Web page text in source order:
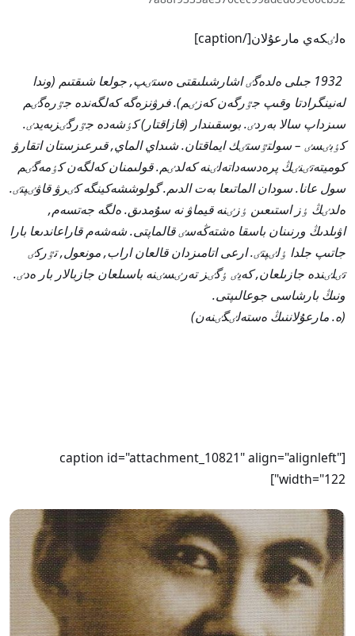
ەلٸكەي مارعۇلان[/caption]
1932 جىلى ەلدەگٸ اشارشىلىقتى ەستٸپ, جولعا شىقتىم (وندا
لەنينگرادتا وقىپ جٷرگەن كەزٸم). فرۋنزەگە كەلگەندە جٷرەگٸم
سىزداپ سالا بەردٸ. بوسقىندار (قازاقتار) كٶشەدە جٷرگٸزبەيدٸ.
كٶبٸسٸ – سولتٷستٸك ايماقتان. شىداي الماي, قىرعىزستان اتقارۋ
كوميتەتٸنٸڭ پرەدسەداتەلٸنە كەلدٸم. قولىمنان كەلگەن كٶمەگٸم
سول عانا. سودان الماتىعا بەت الدىم. گولوششەكينگە كٸرۋ قاۋٸپتٸ.
ەلدٸڭ ٶز استىعىن ٶزٸنە قيماۋ نە سۇمدىق. ەلگە جەتسەم,
اۋىلدىڭ ورنىنان باسقا ەشتەڭەسٸ قالماپتى. شەشەم قاراعاندىعا بارا
جاتىپ جلدا ٶلٸپتٸ. ارعى اتامىزدان قالعان اراب, مونعول, تٷركٸ
تٸلٸندە جازىلعان, كەيٸ ٶگٸز تەرٸسٸنە باسىلعان جازبالار بار ەدٸ.
ونىڭ بارشاسى جوعالىپتى.
(ە. مارعۇلاننىڭ ەستەلٸگٸنەن)
[caption id="attachment_10821" align="alignleft"
width="122"]